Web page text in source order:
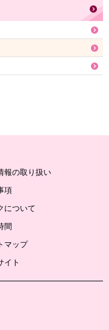
報の取り扱い
項
について
間
マップ
イト